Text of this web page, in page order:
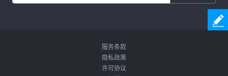
服务条款
隐私政策
许可协议